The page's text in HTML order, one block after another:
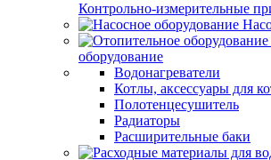
Контрольно-измерительные
оборудование
Водонагреватели
Котлы, аксессуары для
Полотенцесушитель
Радиаторы
Расширительные баки